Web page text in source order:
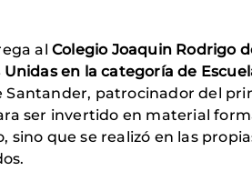
al Colegio Joaquin Rodrigo
en la categoría de
patrocinador del
ser invertido en material
que se realizó en las